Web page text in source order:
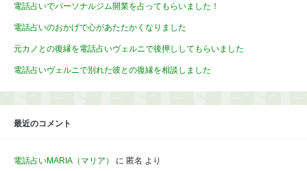
電話占いでパーソナルジム開業を占ってもらいました！
電話占いのおかげで心があたたかくなりました
元カノとの復縁を電話占いヴェルニで後押ししてもらいました
電話占いヴェルニで別れた彼との復縁を相談しました
最近のコメント
電話占いMARIA（マリア） に 匿名 より